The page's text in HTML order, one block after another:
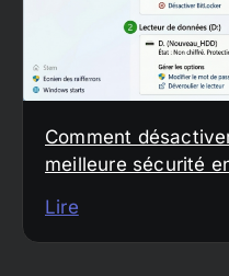
Comment
meilleure sécurité
Lire